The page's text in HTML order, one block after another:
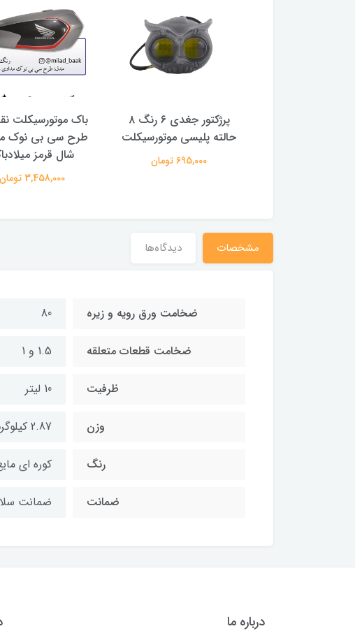
پرژکتور جغدی ۶ رنگ ۸
حالته پلیسی موتورسیکلت
695,000 تومان
باک موتورسیکلت
طرح سی بی نوک
شال قرمز
3,458,000 تومان
مشخصات دیدگاه‌ها
ضخامت ورق رویه و زیره 80
ضخامت قطعات متعلقه 1.5 و 1
ظرفیت 10 لیتر
وزن 2.87 کیلوگرم
رنگ کوره ای
ضمانت ضمانت سلامت کالا و 6 ماه ضمانت
درباره ما